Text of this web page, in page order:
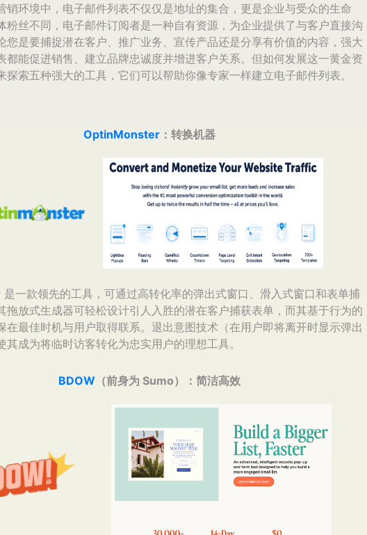
销环境中，电子邮件列表不仅仅是地址的集合，更是企业与受众的生命
粉丝不同，电子邮件订阅者是一种自有资源，为企业提供了与客户直接沟
您是要捕捉潜在客户、推广业务、宣传产品还是分享有价值的内容，强大
都能促进销售、建立品牌忠诚度并增进客户关系。但如何发展这一黄金资
探索五种强大的工具，它们可以帮助你像专家一样建立电子邮件列表。
OptinMonster ：转换机器
一款领先的工具，可通过高转化率的弹出式窗口、滑入式窗口和表单捕
拖放式生成器可轻松设计引人入胜的潜在客户捕获表单，而其基于行为的
在最佳时机与用户取得联系。退出意图技术（在用户即将离开时显示弹出
其成为将临时访客转化为忠实用户的理想工具。
BDOW （前身为 Sumo）：简洁高效